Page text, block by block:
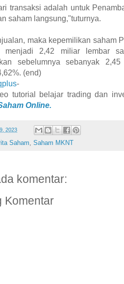
transaksi adalah untuk
saham langsung,"tuturnya.
maka kepemilikan saham
menjadi 2,42 miliar lembar
sebelumnya sebanyak
(end)
-
tutorial belajar trading dan
Online.
2023
Saham, Saham MKNT
komentar:
Komentar